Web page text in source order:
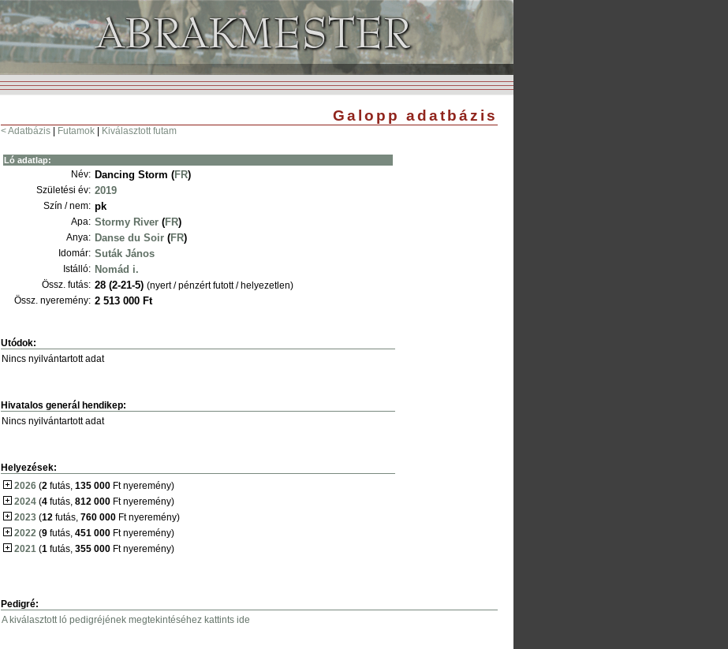
Galopp adatbázis
< Adatbázis Futamok Kiválasztott futam
Ló adatlap:
Név: Dancing Storm (FR)
Születési év: 2019
Szín / nem: pk
Apa: Stormy River (FR)
Anya: Danse du Soir (FR)
Idomár: Suták János
Istálló: Nomád i.
Össz. futás: 28 (2-21-5) (nyert / pénzért futott / helyezetlen)
Össz. nyeremény: 2 513 000 Ft
Utódok:
Nincs nyilvántartott adat
Hivatalos generál hendikep:
Nincs nyilvántartott adat
Helyezések:
2026 (2 futás, 135 000 Ft nyeremény)
2024 (4 futás, 812 000 Ft nyeremény)
2023 (12 futás, 760 000 Ft nyeremény)
2022 (9 futás, 451 000 Ft nyeremény)
2021 (1 futás, 355 000 Ft nyeremény)
Pedigré:
A kiválasztott ló pedigréjének megtekintéséhez kattints ide